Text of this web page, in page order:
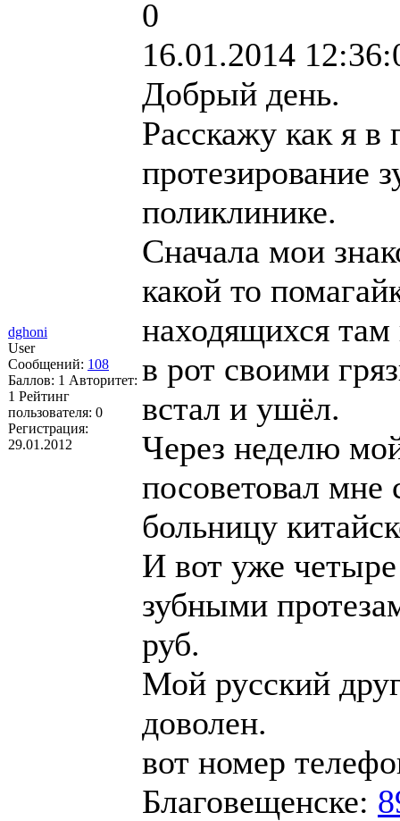
dghoni
User
Сообщений: 108
Баллов: 1 Авторитет:
1 Рейтинг
пользователя: 0
Регистрация:
29.01.2012
0
16.01.2014
Добрый день.
Расскажу как я в
протезирование
поликлинике.
Сначала мои
какой то
находящихся там
в рот своими
встал и ушёл.
Через неделю
посоветовал
больницу
И вот уже
зубными
руб.
Мой русский
доволен.
вот номер
Благовещенске: